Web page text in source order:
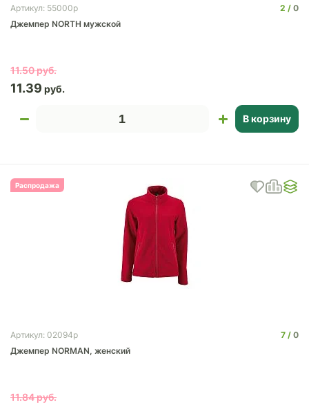
Артикул: 55000p 2
0
Джемпер NORTH мужской
11.50
11.39
В корзину
Распродажа
Артикул: 02094p 7
0
Джемпер NORMAN, женский
11.84